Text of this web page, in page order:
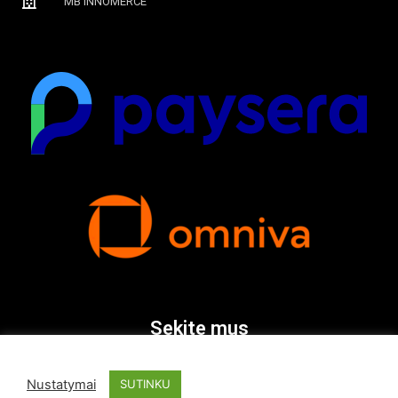
Sekite mus
Nustatymai SUTINKU